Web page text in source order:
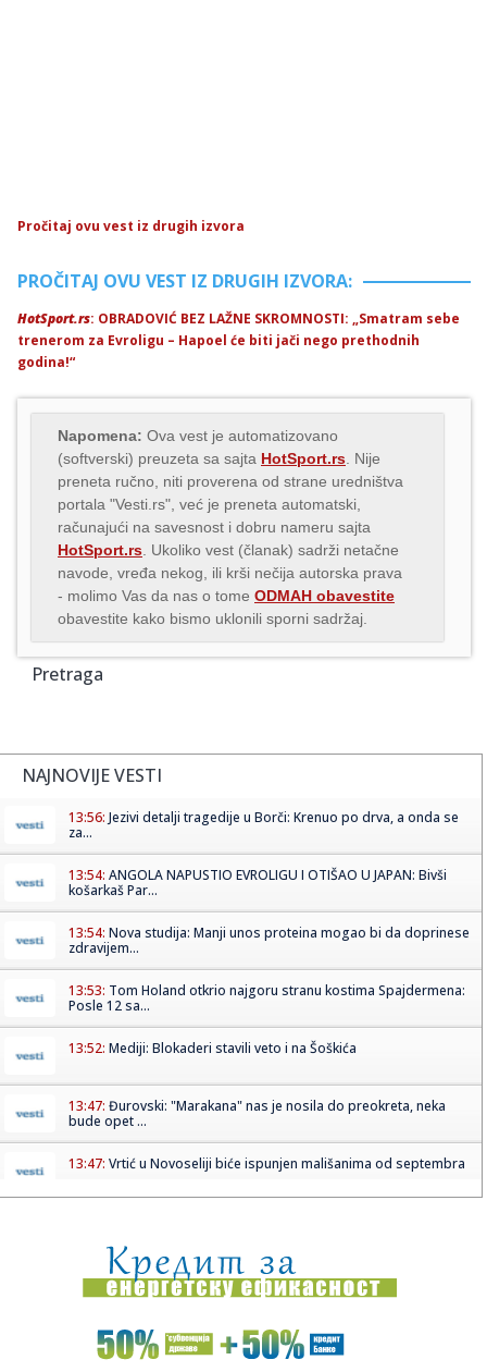
Pročitaj ovu vest iz drugih izvora
PROČITAJ OVU VEST IZ DRUGIH IZVORA:
HotSport.rs: OBRADOVIĆ BEZ LAŽNE SKROMNOSTI: „Smatram sebe
trenerom za Evroligu – Hapoel će biti jači nego prethodnih
godina!“
Napomena: Ova vest je automatizovano
(softverski) preuzeta sa sajta HotSport.rs . Nije
preneta ručno, niti proverena od strane uredništva
portala "Vesti.rs", već je preneta automatski,
računajući na savesnost i dobru nameru sajta
HotSport.rs . Ukoliko vest (članak) sadrži netačne
navode, vređa nekog, ili krši nečija autorska prava
- molimo Vas da nas o tome ODMAH obavestite
obavestite kako bismo uklonili sporni sadržaj.
Pretraga
NAJNOVIJE VESTI
13:56: Jezivi detalji tragedije u Borči: Krenuo po drva, a onda se
za...
13:54: ANGOLA NAPUSTIO EVROLIGU I OTIŠAO U JAPAN: Bivši
košarkaš Par...
13:54: Nova studija: Manji unos proteina mogao bi da doprinese
zdravijem...
13:53: Tom Holand otkrio najgoru stranu kostima Spajdermena:
Posle 12 sa...
13:52: Mediji: Blokaderi stavili veto i na Šoškića
13:47: Đurovski: "Marakana" nas je nosila do preokreta, neka
bude opet ...
13:47: Vrtić u Novoseliji biće ispunjen mališanima od septembra
13:47:Brutalno udarila rivalku pa poručila: Privilegija bijelaca
(VIDE...
13:46:"Ostavljeni sin Asmina Durdžića" u stvari je poznati
tiktoker? ...